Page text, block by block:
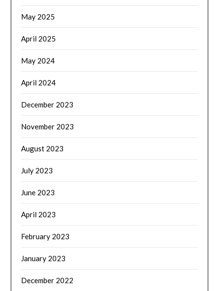
May 2025
April 2025
May 2024
April 2024
December 2023
November 2023
August 2023
July 2023
June 2023
April 2023
February 2023
January 2023
December 2022